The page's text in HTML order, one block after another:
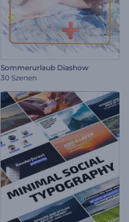
Sommerurlaub Diashow
30 Szenen